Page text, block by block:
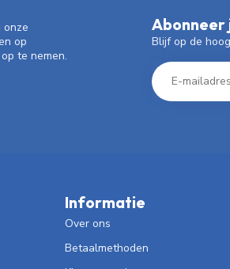
op
te nemen.
Abonneer
Blijf op de
Informatie
Over ons
Betaalmethoden